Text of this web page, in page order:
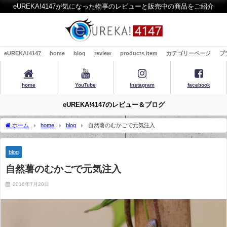
eUREKA!4147が気になった物事のレビューと販売中の商品をご紹介
eUREKA!4147 home blog review products item カテゴリーページ プ
home YouTube Instagram facebook
eUREKA!4147のレビュー＆ブログ
ホーム home blog 自然薯のむかごで元気注入
blog
自然薯のむかごで元気注入
2016年7月20日